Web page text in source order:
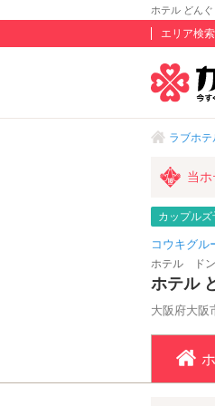
ホテル どん
エリア検索
ラブホ
当
カップル
コウキグル
ホテル ド
ホテル
大阪府大阪